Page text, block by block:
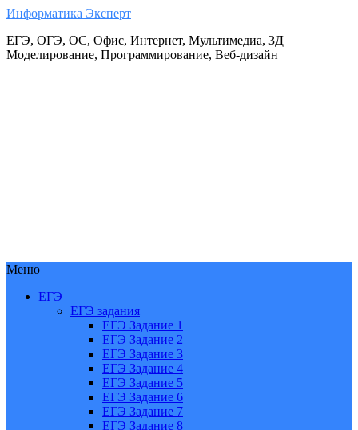
Информатика Эксперт
ЕГЭ, ОГЭ, ОС, Офис, Интернет, Мультимедиа, 3Д
Моделирование, Программирование, Веб-дизайн
Меню
ЕГЭ
ЕГЭ задания
ЕГЭ Задание 1
ЕГЭ Задание 2
ЕГЭ Задание 3
ЕГЭ Задание 4
ЕГЭ Задание 5
ЕГЭ Задание 6
ЕГЭ Задание 7
ЕГЭ Задание 8